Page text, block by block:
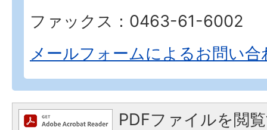
ファックス：0463-61-6002
メールフォームによるお問い合
PDFファイルを閲